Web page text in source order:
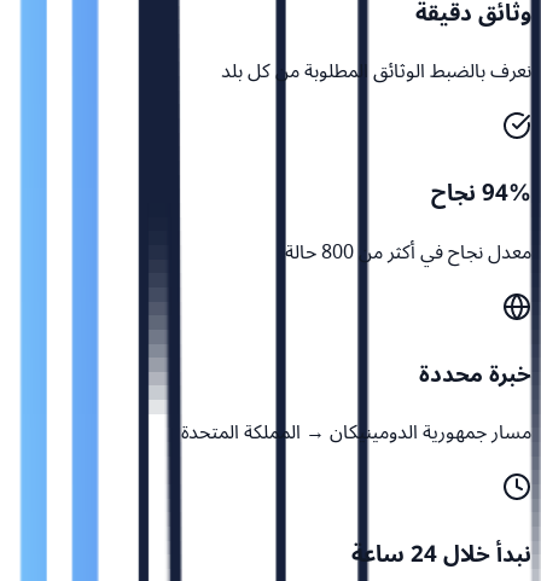
وثائق دقيقة
نعرف بالضبط الوثائق المطلوبة من كل بلد
94% نجاح
معدل نجاح في أكثر من 800 حالة
خبرة محددة
مسار جمهورية الدومينيكان → المملكة المتحدة
نبدأ خلال 24 ساعة